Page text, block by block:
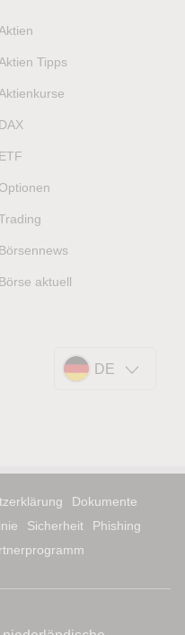
Tipps
DAX
ETF
Optionen
Börsennews
Börse aktuell
DE
Dokumente
Sicherheit
Phishing